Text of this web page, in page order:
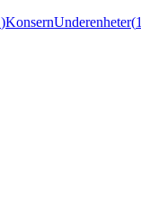
)KonsernUnderenheter(1